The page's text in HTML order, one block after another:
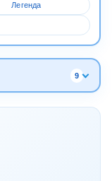
Легенда
9